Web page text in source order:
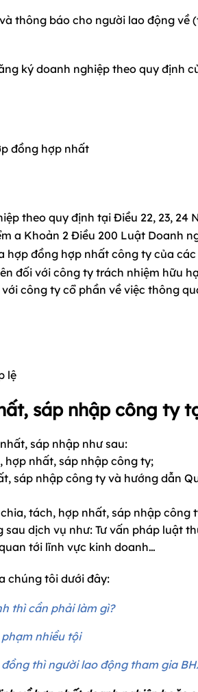
thông báo cho người lao động về
ký doanh nghiệp theo quy định
đồng hợp nhất
theo quy định tại Điều 22, 23, 24
a Khoản 2 Điều 200 Luật Doanh
hợp đồng hợp nhất công ty của
đối với công ty trách nhiệm hữu
công ty cổ phần về việc thông
lệ
sáp nhập công ty
sáp nhập như sau:
hợp nhất, sáp nhập công ty;
sáp nhập công ty và hướng dẫn
tách, hợp nhất, sáp nhập công
dịch vụ như: Tư vấn pháp luật
tới lĩnh vực kinh doanh…
chúng tôi dưới đây:
thì cần phải làm gì?
nhiều tội
thì người lao động tham gia